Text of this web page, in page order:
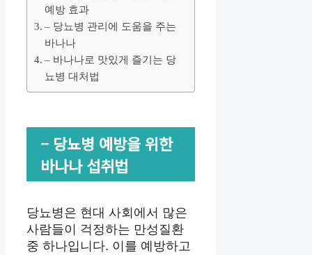
예방 효과
– 당뇨병 관리에 도움을 주는
바나나
– 바나나로 맛있게 즐기는 당
뇨병 대처법
– 당뇨병 예방을 위한
바나나 섭취법
당뇨병은 현대 사회에서 많은
사람들이 걱정하는 만성질환
중 하나입니다. 이를 예방하고